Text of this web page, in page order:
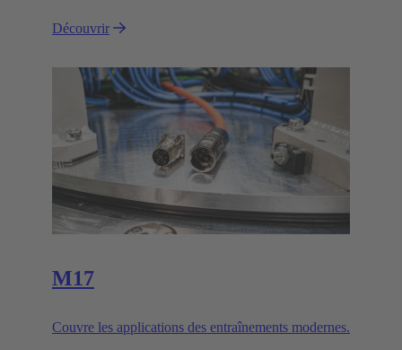
Découvrir
M17
Couvre les applications des entraînements modernes.